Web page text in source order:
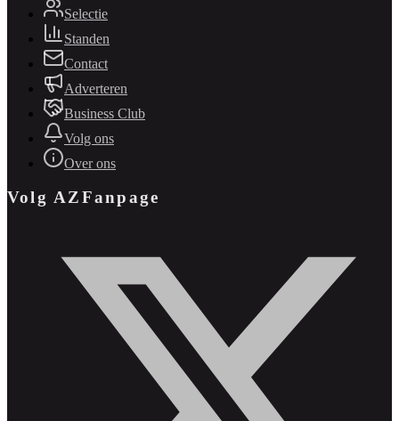
Selectie
Standen
Contact
Adverteren
Business Club
Volg ons
Over ons
Volg AZFanpage